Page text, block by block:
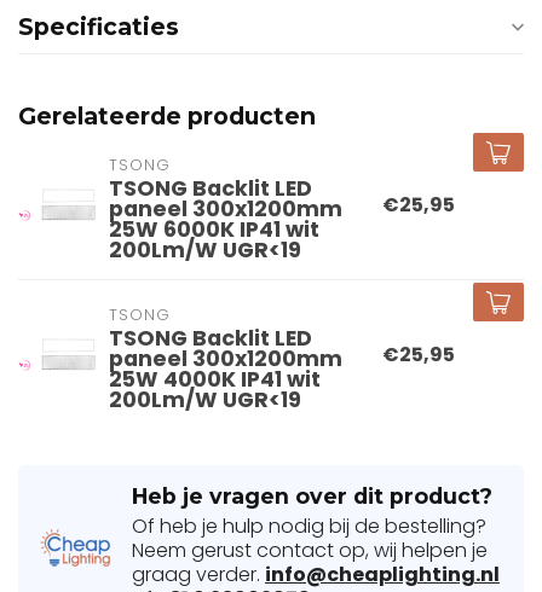
Specificaties
Gerelateerde producten
TSONG
TSONG Backlit LED
paneel 300x1200mm
25W 6000K IP41 wit
200Lm/W UGR<19
€25,95
TSONG
TSONG Backlit LED
paneel 300x1200mm
25W 4000K IP41 wit
200Lm/W UGR<19
€25,95
Heb je vragen over dit product?
Of heb je hulp nodig bij de bestelling?
Neem gerust contact op, wij helpen je
graag verder. info@cheaplighting.nl